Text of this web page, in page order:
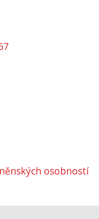
osobností